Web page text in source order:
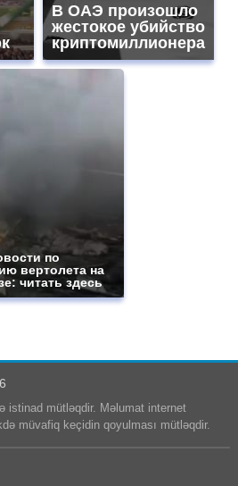
В ОАЭ произошло
жестокое убийство
криптомиллионера
по
вертолета на
читать здесь
istinad mütləqdir. Məlumat internet
müvafiq keçidin qoyulması mütləqdir.